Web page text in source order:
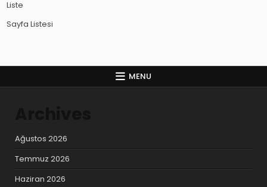
Liste
Sayfa Listesi
MENU
Ağustos 2026
Temmuz 2026
Haziran 2026